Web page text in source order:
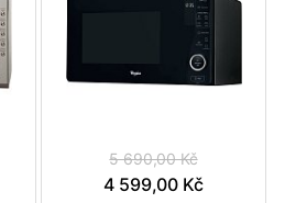
5 690,00 Kč
4 599,00 Kč